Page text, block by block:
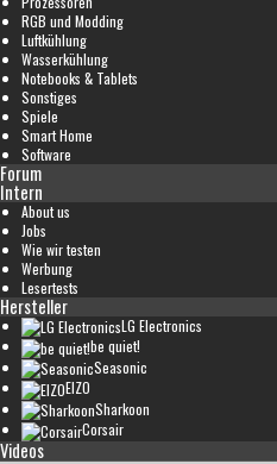
RGB und Modding
Luftkühlung
Wasserkühlung
Notebooks & Tablets
Sonstiges
Spiele
Smart Home
Software
Forum
Intern
About us
Jobs
Wie wir testen
Werbung
Lesertests
Hersteller
LG Electronics
be quiet!
Seasonic
EIZO
Sharkoon
Corsair
Videos